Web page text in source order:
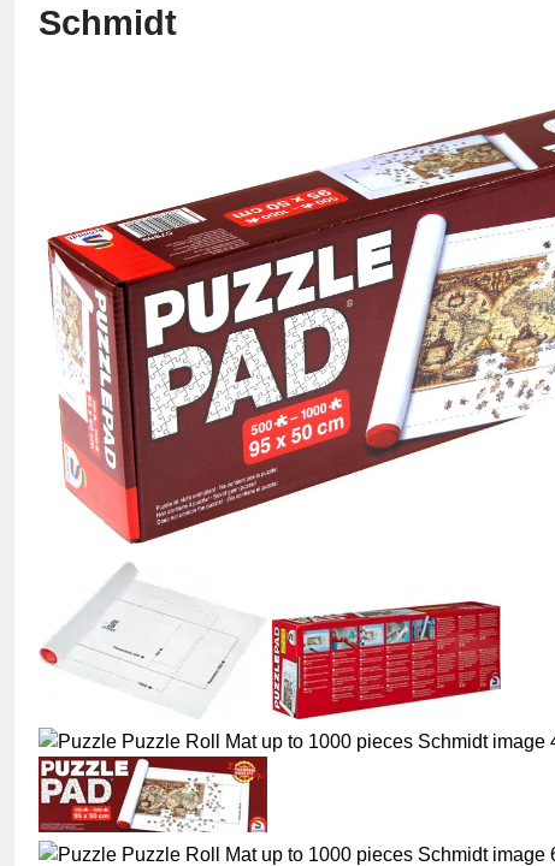
Schmidt